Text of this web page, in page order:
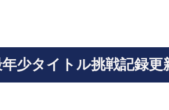
少タイトル挑戦記録更